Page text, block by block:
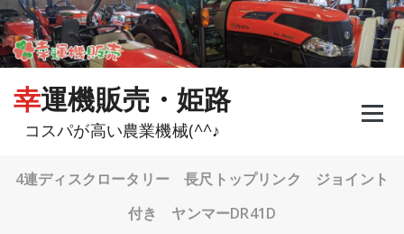
コ
ン
テ
ン
幸運機販売・姫路
コスパが高い農業機械(^^♪
4連ディスクロータリー 長尺トップリンク ジョイント
付き ヤンマーDR41D